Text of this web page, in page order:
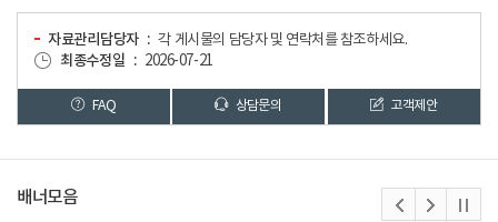
자료관리담당자
각 게시물의 담당자 및 연락처를 참조하세요.
최종수정일
2026-07-21
FAQ 상담문의 고객제안
배너모음